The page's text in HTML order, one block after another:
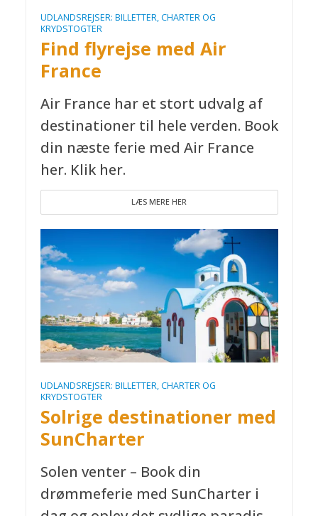
UDLANDSREJSER: BILLETTER, CHARTER OG
KRYDSTOGTER
Find flyrejse med Air
France
Air France har et stort udvalg af
destinationer til hele verden. Book
din næste ferie med Air France
her. Klik her.
LÆS MERE HER
UDLANDSREJSER: BILLETTER, CHARTER OG
KRYDSTOGTER
Solrige destinationer med
SunCharter
Solen venter – Book din
drømmeferie med SunCharter i